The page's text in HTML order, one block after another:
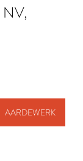
AARDEWERK